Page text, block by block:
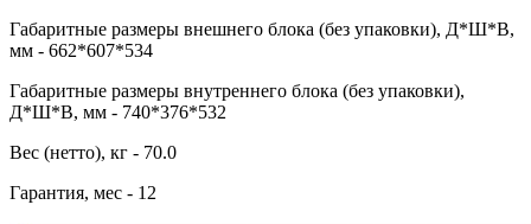
Габаритные размеры внешнего блока (без упаковки), Д*Ш*В,
мм - 662*607*534
Габаритные размеры внутреннего блока (без упаковки),
Д*Ш*В, мм - 740*376*532
Вес (нетто), кг - 70.0
Гарантия, мес - 12